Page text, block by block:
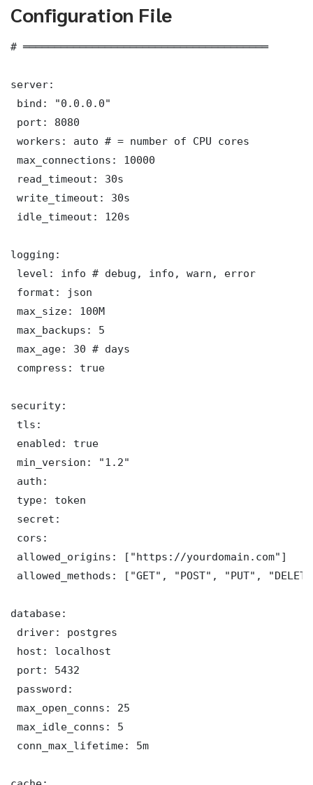
Configuration File
# ═══════════════════════════════════════
server:
bind: "0.0.0.0"
port: 8080
workers: auto # = number of CPU cores
max_connections: 10000
read_timeout: 30s
write_timeout: 30s
idle_timeout: 120s
logging:
level: info # debug, info, warn, error
format: json
max_size: 100M
max_backups: 5
max_age: 30 # days
compress: true
security:
tls:
enabled: true
min_version: "1.2"
auth:
type: token
secret:
cors:
allowed_origins: ["https://yourdomain.com"]
allowed_methods: ["GET", "POST", "PUT",
database:
driver: postgres
host: localhost
port: 5432
password:
max_open_conns: 25
max_idle_conns: 5
conn_max_lifetime: 5m